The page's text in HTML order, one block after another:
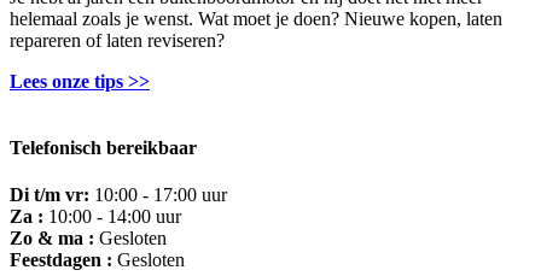
helemaal zoals je wenst. Wat moet je doen? Nieuwe kopen, laten
repareren of laten reviseren?
Lees onze tips >>
Telefonisch bereikbaar
Di t/m vr: 10:00 - 17:00 uur
Za : 10:00 - 14:00 uur
Zo & ma : Gesloten
Feestdagen : Gesloten